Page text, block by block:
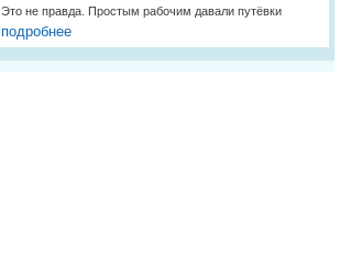
Это не правда. Простым рабочим давали путёвки
подробнее